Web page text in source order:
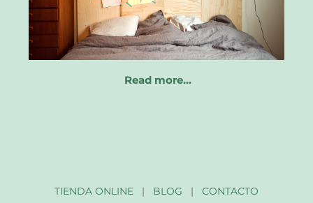
Read more…
TIENDA ONLINE| BLOG | CONTACTO